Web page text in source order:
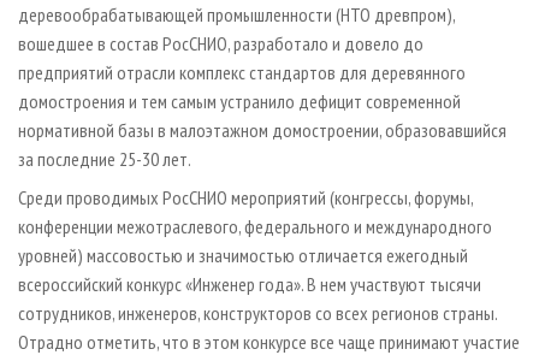
деревообрабатывающей промышленности (НТО древпром),
вошедшее в состав РосСНИО, разработало и довело до
предприятий отрасли комплекс стандартов для деревянного
домостроения и тем самым устранило дефицит современной
нормативной базы в малоэтажном домостроении, образовавшийся
за последние 25-30 лет.
Среди проводимых РосСНИО мероприятий (конгрессы, форумы,
конференции межотраслевого, федерального и международного
уровней) массовостью и значимостью отличается ежегодный
всероссийский конкурс «Инженер года». В нем участвуют тысячи
сотрудников, инженеров, конструкторов со всех регионов страны.
Отрадно отметить, что в этом конкурсе все чаще принимают участие